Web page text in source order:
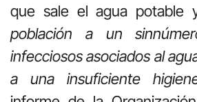
que sale el agua potable
población a un
infecciosos asociados al
a una insuficiente